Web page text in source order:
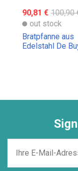
90,81 € 100,90
out stock
Bratpfanne aus
Edelstahl De